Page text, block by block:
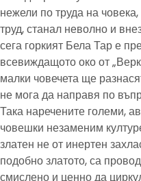
нежели по труда на
труд, станал неволно и
сега горкият Бела Тар е
всевиждащото око от
малки човечета ще
не мога да направя по
Така наречените големи,
човешки незаменим
златен не от инертен
подобно златото, са
смислено и ценно да